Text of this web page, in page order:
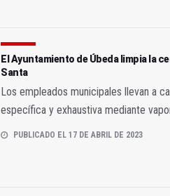
El Ayuntamiento de Úbeda limpia la
Santa
Los empleados municipales llevan a
específica y exhaustiva mediante
PUBLICADO EL 17 DE ABRIL DE 2023